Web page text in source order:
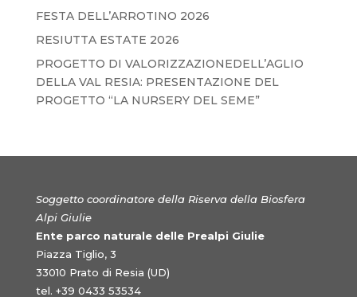
FESTA DELL’ARROTINO 2026
RESIUTTA ESTATE 2026
PROGETTO DI VALORIZZAZIONEDELL’AGLIO
DELLA VAL RESIA: PRESENTAZIONE DEL
PROGETTO “LA NURSERY DEL SEME”
Soggetto coordinatore della Riserva della Biosfera
Alpi Giulie
Ente parco naturale delle Prealpi Giulie
Piazza Tiglio, 3
33010 Prato di Resia (UD)
tel. +39 0433 53534